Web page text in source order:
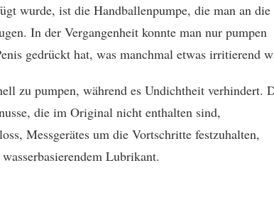
wurde, ist die Handballenpumpe, die man an die
In der Vergangenheit konnte man nur pumpen
gedrückt hat, was manchmal etwas irritierend
zu pumpen, während es Undichtheit verhindert.
die im Original nicht enthalten sind,
Messgerätes um die Vortschritte festzuhalten,
Lubrikant.